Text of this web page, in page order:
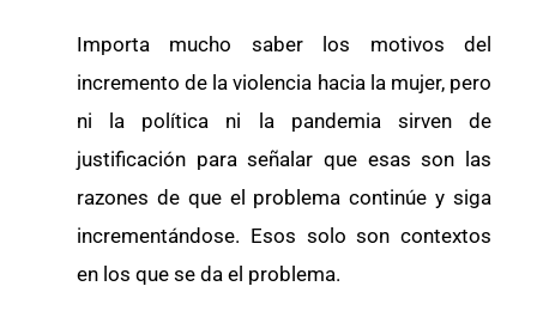
Importa mucho saber los motivos del
incremento de la violencia hacia la mujer, pero
ni la política ni la pandemia sirven de
justificación para señalar que esas son las
razones de que el problema continúe y siga
incrementándose. Esos solo son contextos
en los que se da el problema.